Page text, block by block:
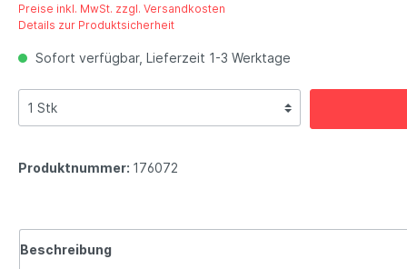
Preise inkl. MwSt. zzgl. Versandkosten
Details zur Produktsicherheit
Sofort verfügbar, Lieferzeit 1-3 Werktage
Produktnummer: 176072
Beschreibung